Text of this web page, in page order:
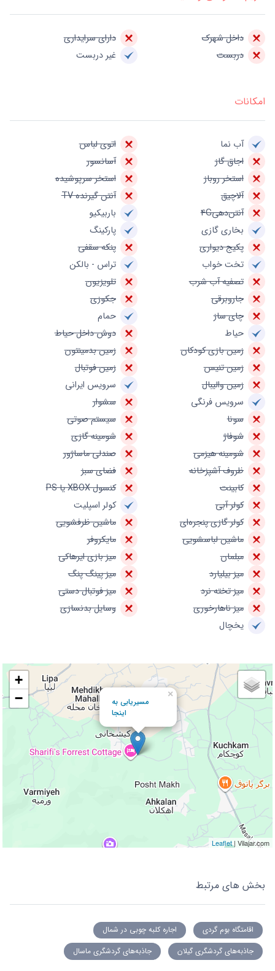
داخل شهرک
دارای سرایداری
دربست
غیر دربست
امکانات
آب نما
اتوی لباس
اجاق گاز
آسانسور
استخر روباز
استخر سرپوشیده
آلاچیق
آنتن گیرنده TV
آنتن‌دهی4G
باربیکیو
بخاری گازی
پارکینگ
پکیج دیواری
پنکه سقفی
تخت خواب
تراس - بالکن
تصفیه آب شرب
تلویزیون
جاروبرقی
جکوزی
چای ساز
حمام
حیاط
دوش داخل حیاط
زمین بازی کودکان
زمین بدمینتون
زمین تنیس
زمین فوتبال
زمین والیبال
سرویس ایرانی
سرویس فرنگی
سشوار
سونا
سیستم صوتی
شوفاژ
شومینه گازی
شومینه هیزمی
صندلی ماساژور
ظروف آشپزخانه
فضای سبز
کابینت
کنسول XBOX یا PS
کولر آبی
کولر اسپلیت
کولر گازی پنجره‌ای
ماشین ظرفشویی
ماشین لباسشویی
مایکروفر
مبلمان
میز بازی ایرهاکی
میز بیلیارد
میز پینگ پنگ
میز تخته نرد
میز فوتبال دستی
میز ناهارخوری
وسایل بدنسازی
یخچال
مسیریابی به
اینجا
×
+
−
Leaflet| Vilajar.com
بخش های مرتبط
اقامتگاه بوم گردی
اجاره کلبه چوبی در شمال
جاذبه‌های گردشگری گیلان
جاذبه‌های گردشگری ماسال